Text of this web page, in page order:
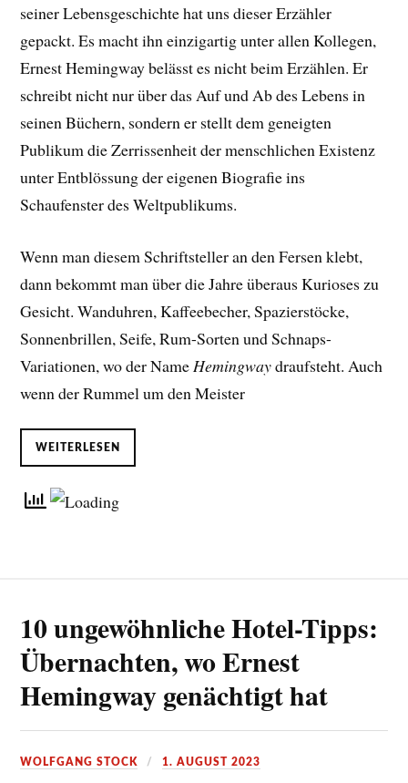
seiner Lebensgeschichte hat uns dieser Erzähler
gepackt. Es macht ihn einzigartig unter allen Kollegen,
Ernest Hemingway belässt es nicht beim Erzählen. Er
schreibt nicht nur über das Auf und Ab des Lebens in
seinen Büchern, sondern er stellt dem geneigten
Publikum die Zerrissenheit der menschlichen Existenz
unter Entblössung der eigenen Biografie ins
Schaufenster des Weltpublikums.
Wenn man diesem Schriftsteller an den Fersen klebt,
dann bekommt man über die Jahre überaus Kurioses zu
Gesicht. Wanduhren, Kaffeebecher, Spazierstöcke,
Sonnenbrillen, Seife, Rum-Sorten und Schnaps-
Variationen, wo der NameHemingwaydraufsteht. Auch
wenn der Rummel um den Meister
WEITERLESEN
10 ungewöhnliche Hotel-Tipps:
Übernachten, wo Ernest
Hemingway genächtigt hat
WOLFGANG STOCK 1. AUGUST 2023